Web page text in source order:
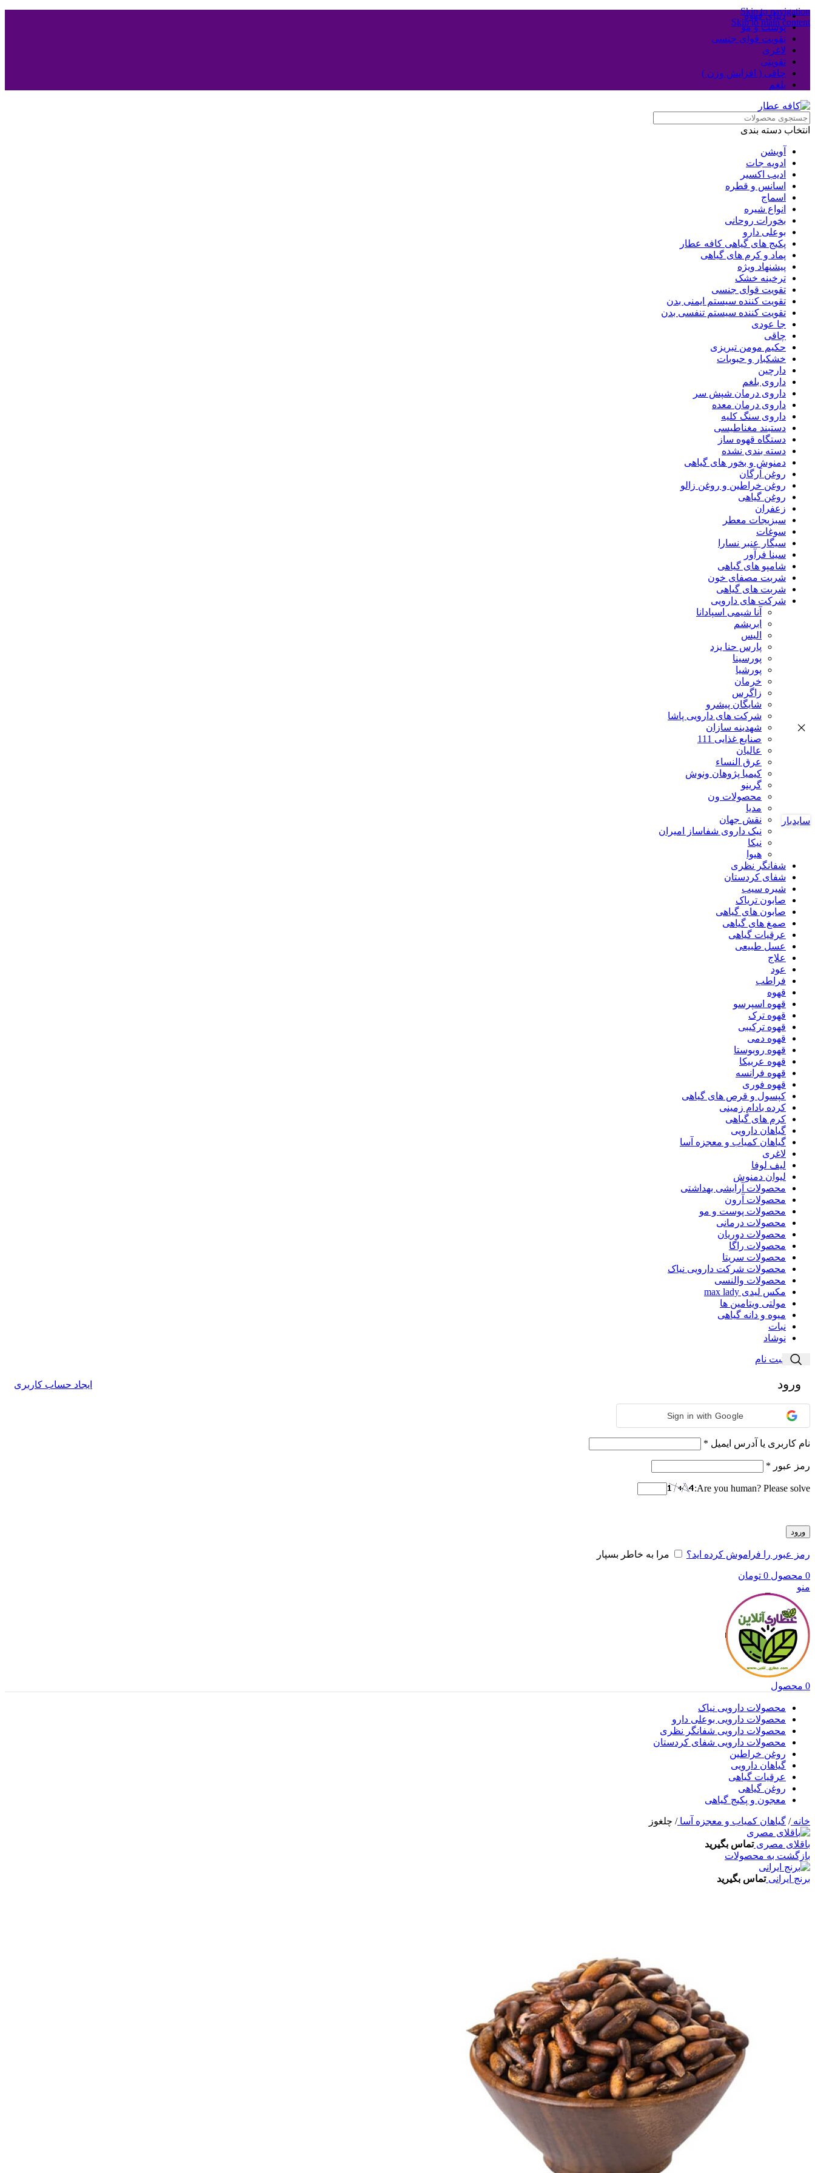
Skip to navigation
Skip to main content
دنیای قهوه
پوست و مو
تقویت قوای جنسی
لاغری
تقویتی
چاقی ( افزایش وزن )
بلغم
انتخاب دسته بندی
آویشن
ادویه جات
ادیب اکسیر
اسانس و قطره
اسماج
انواع شیره
بخورات روحانی
بوعلی دارو
پکیج های گیاهی کافه عطار
پماد و کرم های گیاهی
پیشنهاد ویژه
ترخینه خشک
تقویت قوای جنسی
تقویت کننده سیستم ایمنی بدن
تقویت کننده سیستم تنفسی بدن
جا عودی
چاقی
حکیم مومن تبریزی
خشکبار و حبوبات
دارچین
داروی بلغم
داروی درمان شپش سر
داروی درمان معده
داروی سنگ کلیه
دستبند مغناطیسی
دستگاه قهوه ساز
دسته بندی نشده
دمنوش و بخور های گیاهی
روغن آرگان
روغن خراطین و روغن زالو
روغن گیاهی
زعفران
سبزیجات معطر
سوغات
سیگار عنبر نسارا
سینا فرآور
شامپو های گیاهی
شربت مصفای خون
شربت های گیاهی
شرکت های دارویی
آنا شیمی اسپادانا
ابریشم
الیس
پارس حنا یزد
پورسینا
پورشیا
خرمان
زاگرس
شایگان پیشرو
شرکت های دارویی پاشا
شهدینه سازان
صنایع غذایی 111
عالیان
عرق النساء
کیمیا پژوهان ونوش
گرینو
محصولات ون
مدیا
نقش جهان
نیک داروی شفاساز امیران
نیکا
هیوا
شفانگر نظری
شفای کردستان
شیره سیب
صابون تریاک
صابون های گیاهی
صمغ های گیاهی
عرقیات گیاهی
عسل طبیعی
علاج
عود
فراطب
قهوه
قهوه اسپرسو
قهوه ترک
قهوه ترکیبی
قهوه دمی
قهوه روبوستا
قهوه عربیکا
قهوه فرانسه
قهوه فوری
کپسول و قرص های گیاهی
کرده بادام زمینی
کرم های گیاهی
گیاهان دارویی
گیاهان کمیاب و معجزه آسا
لاغری
لیف لوفا
لیوان دمنوش
محصولات آرایشی بهداشتی
محصولات آرون
محصولات پوست و مو
محصولات درمانی
محصولات دوریان
محصولات راگا
محصولات سریتا
محصولات شرکت دارویی نیاک
محصولات والنسی
مکس لیدی max lady
مولتی ویتامین ها
میوه و دانه گیاهی
نبات
نوشاد
ورود / ثبت نام
ورود ایجاد حساب کاربری
Sign in with Google
نام کاربری یا آدرس ایمیل *
رمز عبور *
Are you human? Please solve:
ورود
رمز عبور را فراموش کرده اید؟ مرا به خاطر بسپار
0 محصول 0 تومان
منو
0 محصول
محصولات دارویی نیاک
محصولات دارویی بوعلی دارو
محصولات دارویی شفانگر نظری
محصولات دارویی شفای کردستان
روغن خراطین
گیاهان دارویی
عرقیات گیاهی
روغن گیاهی
معجون و پکیج گیاهی
خانه/ گیاهان کمیاب و معجزه آسا/ چلغوز
باقلای مصریتماس بگیرید
بازگشت به محصولات
برنج ایرانیتماس بگیرید
سایدبار